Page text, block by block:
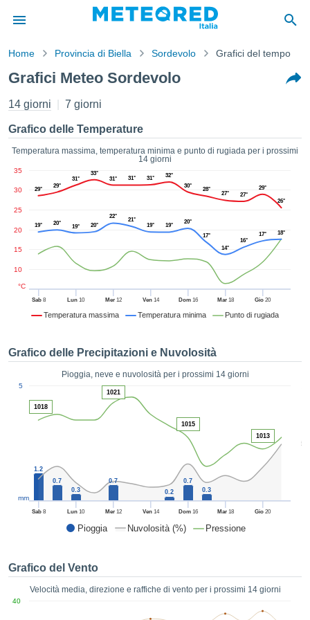
di
stati
da
che le
È
Web
le
per
senza
clic sul
ACCETTA
Home Provincia di Biella Sordevolo Grafici del tempo
Grafici Meteo Sordevolo
14 giorni 7 giorni
Grafico delle Temperature
Temperatura massima, temperatura minima e punto di rugiada per i prossimi
14 giorni
Temperatura massima Temperatura minima Punto di rugiada
Sab8 Lun 10 Mer12 Ven14 Dom16 Mar18 Gio 20
10
15
20
25
30
35
°C
29°
29°
31°
33°
31°
31° 31°
32°
30°
28°
27° 27°
29°
26°
19° 20°
19° 20°
22°
21°
19°
19°
20°
17°
14°
16°
17° 18°
Grafico delle Precipitazioni e Nuvolosità
Pioggia, neve e nuvolosità per i prossimi 14 giorni
Pioggia Nuvolosità (%) Pressione
50
Sab8 Lun 10 Mer12 Ven14 Dom16 Mar18 Gio 20
5
mm
1.2
0.7
0.3
0.7
0.2
0.7
0.3
1018
1021
1015
1013
Grafico del Vento
Velocità media, direzione e raffiche di vento per i prossimi 14 giorni
40